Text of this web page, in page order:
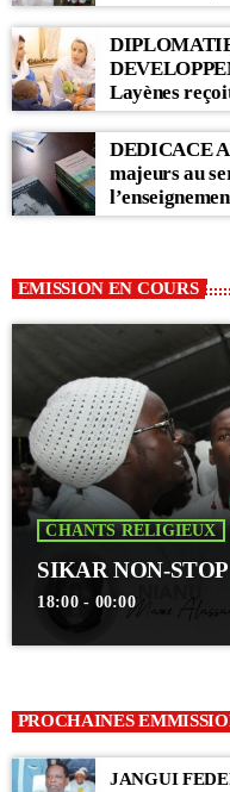
Layènes
des Pays-Bas
DEDICACE
majeurs au
EMISSION EN COURS
CHANTS RELIGIEUX
SIKAR NON-STOP
18:00 - 00:00
PROCHAINES
JANGUI